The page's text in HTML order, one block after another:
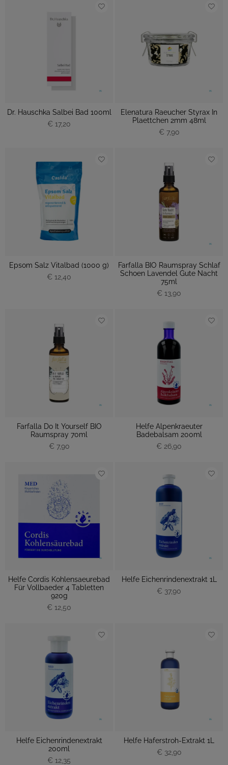
Dr. Hauschka Salbei Bad 100ml
€ 17,20
Elenatura Raeucher Styrax In
Plaettchen 2mm 48ml
€ 7,90
Epsom Salz Vitalbad (1000 g)
€ 12,40
Farfalla BIO Raumspray Schlaf
Schoen Lavendel Gute Nacht
75ml
€ 13,90
Farfalla Do It Yourself BIO
Raumspray 70ml
€ 7,90
Helfe Alpenkraeuter
Badebalsam 200ml
€ 26,90
Helfe Cordis Kohlensaeurebad
Für Vollbaeder 4 Tabletten
920g
€ 12,50
Helfe Eichenrindenextrakt 1L
€ 37,90
Helfe Eichenrindenextrakt
200ml
€ 12,35
Helfe Haferstroh-Extrakt 1L
€ 32,90